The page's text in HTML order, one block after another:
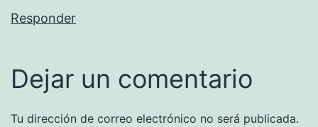
Responder
Dejar un comentario
Tu dirección de correo electrónico no será publicada.